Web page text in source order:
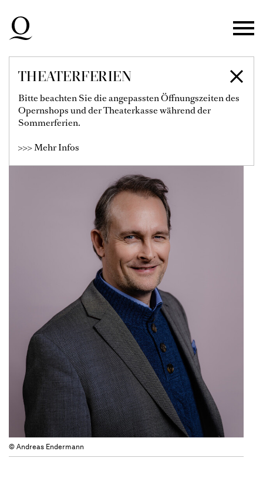
Zur Hauptnavigation springen
Zum Hauptinhalt springen
Zum Footer springen
THEATERFERIEN
Bitte beachten Sie die angepassten Öffnungszeiten des
Opernshops und der Theaterkasse während der
Sommerferien.
>>> Mehr Infos
THORSTEN GRÜMBEL
© Andreas Endermann